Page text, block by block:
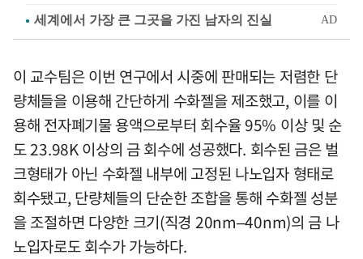
이 교수팀은 이번 연구에서 시중에 판매되는 저렴한 단
량체들을 이용해 간단하게 수화젤을 제조했고, 이를 이
용해 전자폐기물 용액으로부터 회수율 95% 이상 및 순
도 23.98K 이상의 금 회수에 성공했다. 회수된 금은 벌
크형태가 아닌 수화젤 내부에 고정된 나노입자 형태로
회수됐고, 단량체들의 단순한 조합을 통해 수화젤 성분
을 조절하면 다양한 크기(직경 20nm–40nm)의 금 나
노입자로도 회수가 가능하다.